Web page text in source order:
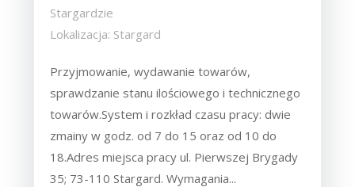
Stargardzie
Lokalizacja: Stargard
Przyjmowanie, wydawanie towarów,
sprawdzanie stanu ilościowego i technicznego
towarów.System i rozkład czasu pracy: dwie
zmainy w godz. od 7 do 15 oraz od 10 do
18.Adres miejsca pracy ul. Pierwszej Brygady
35; 73-110 Stargard. Wymagania...